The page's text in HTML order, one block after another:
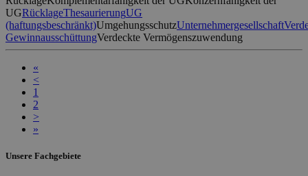
UGRücklageThesaurierungUG
(haftungsbeschränkt)UmgehungsschutzUnternehmergesellschaft
GewinnausschüttungVerdeckte Vermögenszuwendung
«
<
1
2
>
»
Unsere Fachgebiete